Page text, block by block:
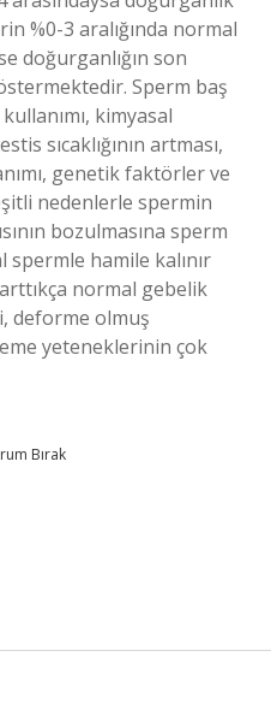
%0-3 aralığında normal
doğurganlığın son
Sperm baş
kimyasal
sıcaklığının artması,
genetik faktörler ve
nedenlerle spermin
bozulmasına sperm
hamile kalınır
normal gebelik
deforme olmuş
yeteneklerinin çok
Bırak